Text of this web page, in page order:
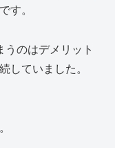
す。
のはデメリット
していました。